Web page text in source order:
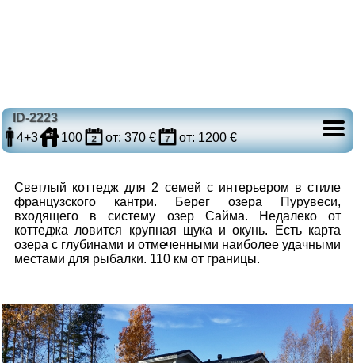
ID-2223
4+3
100 от: 370 € от: 1200 €
Светлый коттедж для 2 семей с интерьером в стиле
французского кантри. Берег озера Пурувеси,
входящего в систему озер Сайма. Недалеко от
коттеджа ловится крупная щука и окунь. Есть карта
озера с глубинами и отмеченными наиболее удачными
местами для рыбалки. 110 км от границы.